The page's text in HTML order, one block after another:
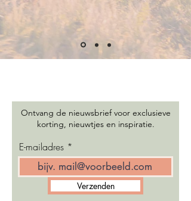
Ontvang de nieuwsbrief voor exclusieve
korting, nieuwtjes en inspiratie.
E-mailadres
Verzenden